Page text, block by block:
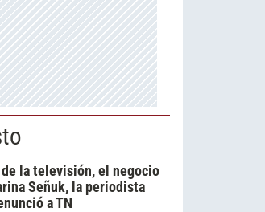
la televisión, el negocio
Señuk, la periodista
a TN